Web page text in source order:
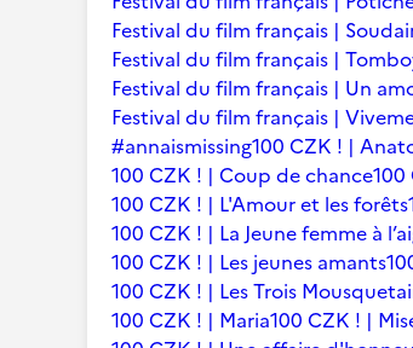
Festival du film français |
Festival du film français |
Festival du film français | Un
Festival du film français |
#annaismissing100 CZK ! |
100 CZK ! | Coup de chance100
100 CZK ! | L'Amour et les forêts
100 CZK ! | La Jeune femme à
100 CZK ! | Les jeunes amants
100 CZK ! | Les Trois
100 CZK ! | Maria100 CZK ! |